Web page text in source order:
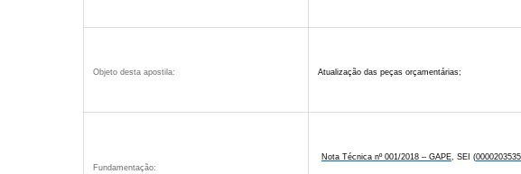
Objeto desta apostila: Atualização das peças orçamentárias;
Fundamentação:
Nota Técnica nº 001/2018 – GAPE, SEI (